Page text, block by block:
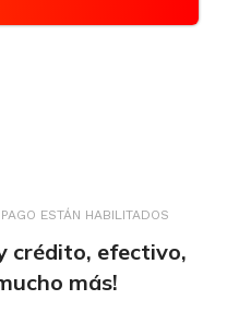
ESTÁN HABILITADOS
crédito, efectivo,
más!